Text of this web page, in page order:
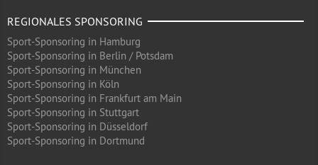
REGIONALES SPONSORING
Sport-Sponsoring in Hamburg
Sport-Sponsoring in Berlin / Potsdam
Sport-Sponsoring in München
Sport-Sponsoring in Köln
Sport-Sponsoring in Frankfurt am Main
Sport-Sponsoring in Stuttgart
Sport-Sponsoring in Düsseldorf
Sport-Sponsoring in Dortmund